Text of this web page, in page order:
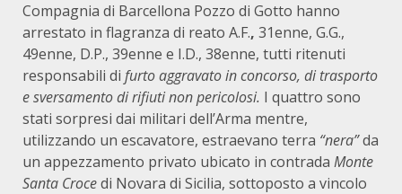
Compagnia di Barcellona Pozzo di Gotto hanno
arrestato in flagranza di reato A.F., 31enne, G.G.,
49enne, D.P., 39enne e I.D., 38enne, tutti ritenuti
responsabili di furto aggravato in concorso, di trasporto
e sversamento di rifiuti non pericolosi. I quattro sono
stati sorpresi dai militari dell’Arma mentre,
utilizzando un escavatore, estraevano terra “nera”da
un appezzamento privato ubicato in contrada Monte
Santa Crocedi Novara di Sicilia, sottoposto a vincolo